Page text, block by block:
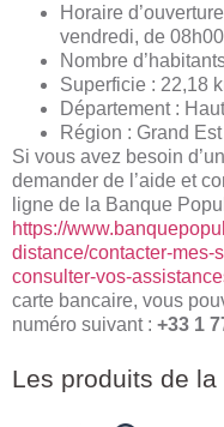
Horaire
vendredi, de
Nombre
Superficie : 22,18
Département :
Région : Grand Est
Si vous avez besoin
demander de l’aide et
ligne de la Banque
https://
distance/contacter-mes-
consulter-vos-
carte bancaire, vous
numéro suivant : +33 1
Les produits de